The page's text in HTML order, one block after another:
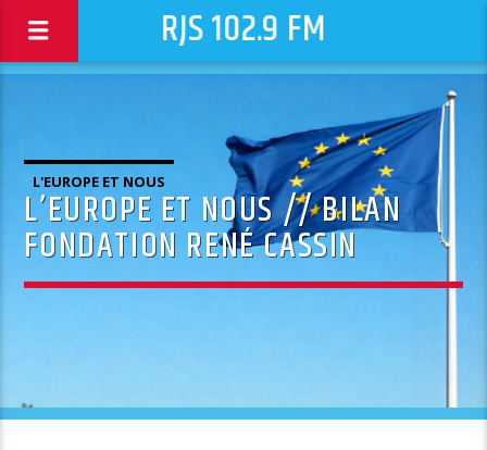
RJS 102.9 FM
L'EUROPE ET NOUS
L’EUROPE ET NOUS // BILAN
FONDATION RENÉ CASSIN